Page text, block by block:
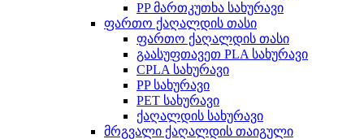
PP მართკუთხა სახურავი
ფართო ქაღალდის თასი
ფართო ქაღალდის თასი
გაასუფთავეთ PLA სახურავი
CPLA სახურავი
PP სახურავი
PET სახურავი
ქაღალდის სახურავი
მრგვალი ქაღალდის თაიგული